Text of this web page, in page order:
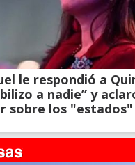
le respondió a
a nadie” y
sobre los